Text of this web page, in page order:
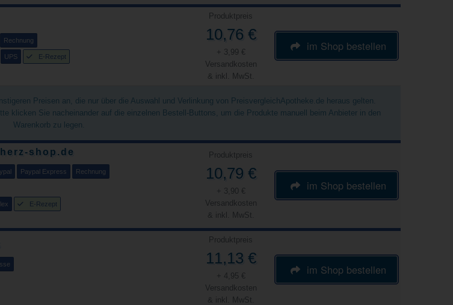
Rechnung
UPS E-Rezept
Produktpreis
10,76 €
+ 3,99 €
Versandkosten
& inkl. MwSt.
im Shop bestellen
Preisen an, die nur über die Auswahl und Verlinkung von PreisvergleichApotheke.de heraus gelten.
klicken Sie nacheinander auf die einzelnen Bestell-Buttons, um die Produkte manuell beim Anbieter in den
Warenkorb zu legen.
shop.de
Paypal Express Rechnung
E-Rezept
Produktpreis
10,79 €
+ 3,90 €
Versandkosten
& inkl. MwSt.
im Shop bestellen
Produktpreis
11,13 €
+ 4,95 €
Versandkosten
& inkl. MwSt.
im Shop bestellen